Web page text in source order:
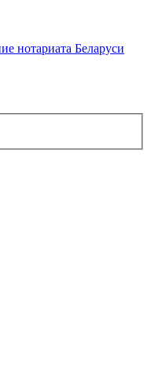
нотариата Беларуси